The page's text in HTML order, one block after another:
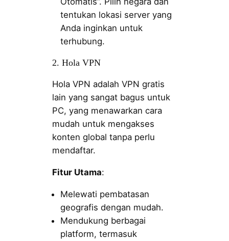
tentukan lokasi server yang
Anda inginkan untuk
terhubung.
2. Hola VPN
Hola VPN adalah VPN gratis
lain yang sangat bagus untuk
PC, yang menawarkan cara
mudah untuk mengakses
konten global tanpa perlu
mendaftar.
Fitur Utama:
Melewati pembatasan
geografis dengan mudah.
Mendukung berbagai
platform, termasuk